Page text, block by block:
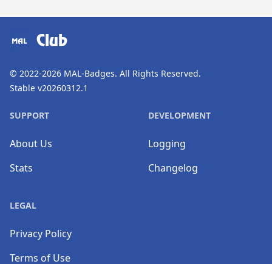
Club
© 2022-2026 MAL-Badges. All Rights Reserved.
Stable v20260312.1
SUPPORT
About Us
Stats
DEVELOPMENT
Logging
Changelog
LEGAL
Privacy Policy
Terms of Use